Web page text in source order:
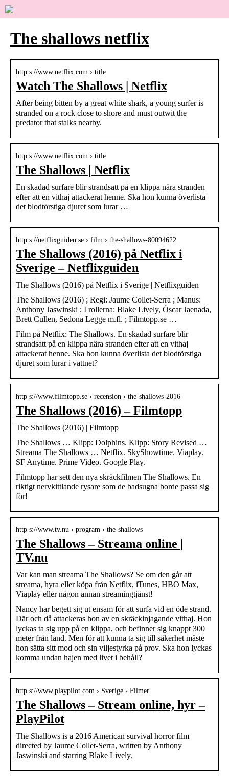
The shallows netflix
http s://www.netflix.com › title
Watch The Shallows | Netflix
After being bitten by a great white shark, a young surfer is
stranded on a rock close to shore and must outwit the
predator that stalks nearby.
http s://www.netflix.com › title
The Shallows | Netflix
En skadad surfare blir strandsatt på en klippa nära stranden
efter att en vithaj attackerat henne. Ska hon kunna överlista
det blodtörstiga djuret som lurar …
http s://netflixguiden.se › film › the-shallows-80094622
The Shallows (2016) på Netflix i
Sverige – Netflixguiden
The Shallows (2016) på Netflix i Sverige | Netflixguiden
The Shallows (2016) ; Regi: Jaume Collet-Serra ; Manus:
Anthony Jaswinski ; I rollerna: Blake Lively, Óscar Jaenada,
Brett Cullen, Sedona Legge m.fl. ; Filmtopp.se …
Film på Netflix: The Shallows. En skadad surfare blir
strandsatt på en klippa nära stranden efter att en vithaj
attackerat henne. Ska hon kunna överlista det blodtörstiga
djuret som lurar i vattnet?
http s://www.filmtopp.se › recension › the-shallows-2016
The Shallows (2016) – Filmtopp
The Shallows (2016) | Filmtopp
The Shallows … Klipp: Dolphins. Klipp: Story Revised …
Streama The Shallows … Netflix. SkyShowtime. Viaplay.
SF Anytime. Prime Video. Google Play.
Filmtopp har sett den nya skräckfilmen The Shallows. En
riktigt nervkittlande rysare som de badsugna borde passa sig
för!
http s://www.tv.nu › program › the-shallows
The Shallows – Streama online |
TV.nu
Var kan man streama The Shallows? Se om den går att
streama, hyra eller köpa från Netflix, iTunes, HBO Max,
Viaplay eller någon annan streamingtjänst!
Nancy har begett sig ut ensam för att surfa vid en öde strand.
Där och då attackeras hon av en skräckinjagande vithaj. Hon
lyckas ta sig upp på en klippa, och befinner sig knappt 300
meter från land. Men för att kunna ta sig till säkerhet måste
hon sätta sitt mod och sin viljestyrka på prov. Ska hon lyckas
komma undan hajen med livet i behåll?
http s://www.playpilot.com › Sverige › Filmer
The Shallows – Stream online, hyr –
PlayPilot
The Shallows is a 2016 American survival horror film
directed by Jaume Collet-Serra, written by Anthony
Jaswinski and starring Blake Lively.